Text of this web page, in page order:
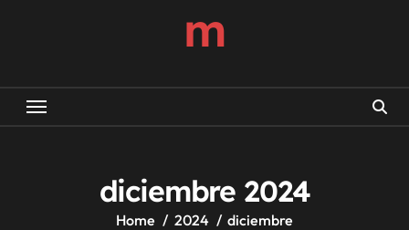
m
diciembre 2024
Home 2024 diciembre